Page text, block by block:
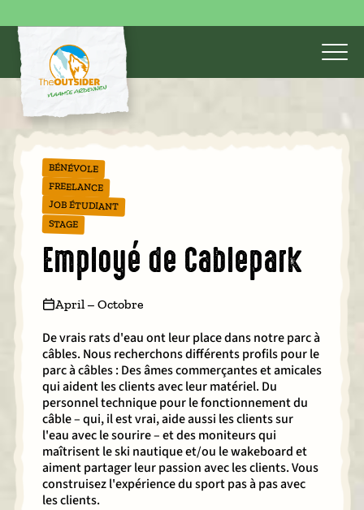
BÉNÉVOLE
FREELANCE
JOB ÉTUDIANT
STAGE
Employé de Cablepark
April – Octobre
De vrais rats d'eau ont leur place dans notre parc à
câbles. Nous recherchons différents profils pour le
parc à câbles : Des âmes commerçantes et amicales
qui aident les clients avec leur matériel. Du
personnel technique pour le fonctionnement du
câble – qui, il est vrai, aide aussi les clients sur
l'eau avec le sourire – et des moniteurs qui
maîtrisent le ski nautique et/ou le wakeboard et
aiment partager leur passion avec les clients. Vous
construisez l'expérience du sport pas à pas avec
les clients.